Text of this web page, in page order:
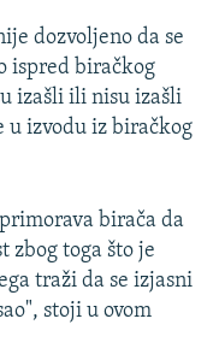
dozvoljeno da se
ispred biračkog
izašli ili nisu izašli
u izvodu iz biračkog
birača da
zbog toga što je
traži da se izjasni
stoji u ovom